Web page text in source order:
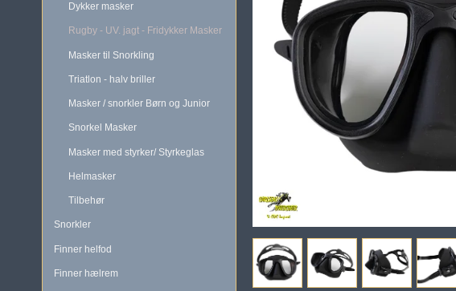
Dykker masker
Rugby - UV. jagt - Fridykker Masker
Masker til Snorkling
Triatlon - halv briller
Masker / snorkler Børn og Junior
Snorkel Masker
Masker med styrker/ Styrkeglas
Helmasker
Tilbehør
Snorkler
Finner helfod
Finner hælrem